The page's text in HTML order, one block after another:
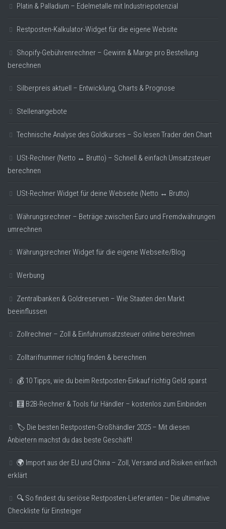
Platin & Palladium – Edelmetalle mit Industriepotenzial
Restposten-Kalkulator-Widget für die eigene Website
Shopify-Gebührenrechner – Gewinn & Marge pro Bestellung
berechnen
Silberpreis aktuell – Entwicklung, Charts & Prognose
Stellenangebote
Technische Analyse des Goldkurses – So lesen Trader den Chart
USt-Rechner (Netto ↔ Brutto) – Schnell & einfach Umsatzsteuer
berechnen
USt-Rechner Widget für deine Webseite (Netto ↔ Brutto)
Währungsrechner – Beträge zwischen Euro und Fremdwährungen
umrechnen
Währungsrechner Widget für die eigene Webseite/Blog
Werbung
Zentralbanken & Goldreserven – Wie Staaten den Markt
beeinflussen
Zollrechner – Zoll & Einfuhrumsatzsteuer online berechnen
Zolltarifnummer richtig finden & berechnen
💰 10 Tipps, wie du beim Restposten-Einkauf richtig Geld sparst
🧮 B2B-Rechner & Tools für Händler – kostenlos zum Einbinden
🏷️ Die besten Restposten-Großhändler 2025 – Mit diesen
Anbietern machst du das beste Geschäft!
🌍 Import aus der EU und China – Zoll, Versand und Risiken einfach
erklärt
🔍 So findest du seriöse Restposten-Lieferanten – Die ultimative
Checkliste für Einsteiger